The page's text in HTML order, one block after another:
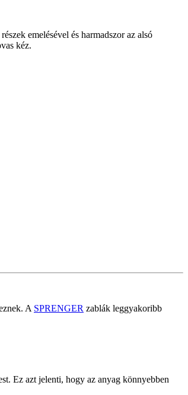
emelésével és harmadszor az alsó
kéz.
A SPRENGER zablák leggyakoribb
Ez azt jelenti, hogy az anyag könnyebben